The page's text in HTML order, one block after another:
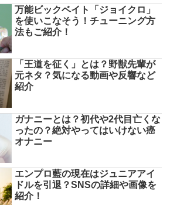
万能ビックベイト「ジョイクロ」
を使いこなそう！チューニング方
法もご紹介！
「王道を征く」とは？野獣先輩が
元ネタ？気になる動画や反響など
紹介
ガナニーとは？初代や2代目亡くな
ったの？絶対やってはいけない癌
オナニー
エンプロ藍の現在はジュニアアイ
ドルを引退？SNSの詳細や画像を
紹介！